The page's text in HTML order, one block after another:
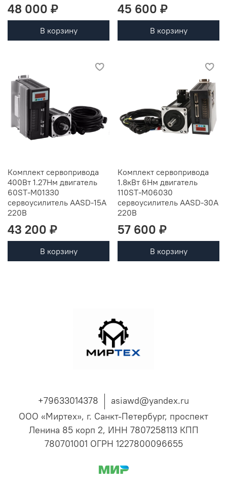
48 000 ₽
В корзину
45 600 ₽
В корзину
Комплект сервопривода
400Вт 1.27Нм двигатель
60ST-M01330
сервоусилитель AASD-15A
220В
43 200 ₽
В корзину
Комплект сервопривода
1.8кВт 6Нм двигатель
110ST-M06030
cервоусилитель AASD-30A
220В
57 600 ₽
В корзину
+79633014378
asiawd@yandex.ru
ООО «Миртех», г. Санкт-Петербург, проспект
Ленина 85 корп 2, ИНН 7807258113 КПП
780701001 ОГРН 1227800096655